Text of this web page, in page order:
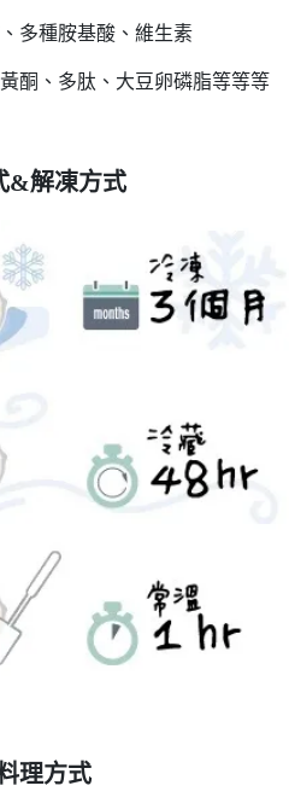
多種胺基酸、維生素
酮、多肽、大豆卵磷脂等等等
&解凍方式
理方式